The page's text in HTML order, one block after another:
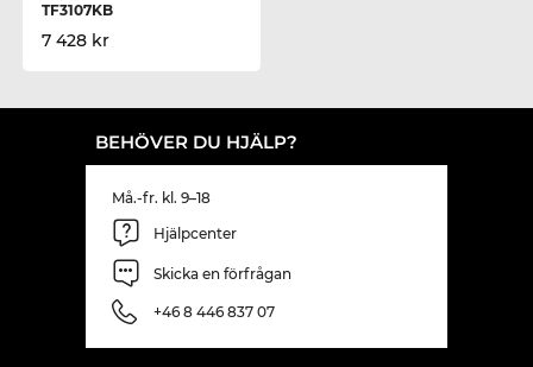
TF3107KB
7 428 kr
BEHÖVER DU HJÄLP?
Må.-fr. kl. 9–18
Hjälpcenter
Skicka en förfrågan
+46 8 446 837 07